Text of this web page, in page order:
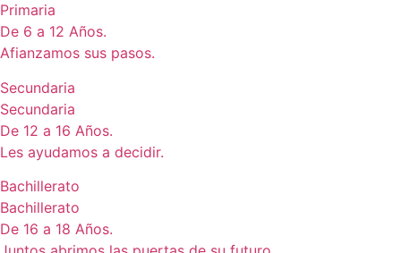
Primaria
De 6 a 12 Años.
Afianzamos sus pasos.
Secundaria
Secundaria
De 12 a 16 Años.
Les ayudamos a decidir.
Bachillerato
Bachillerato
De 16 a 18 Años.